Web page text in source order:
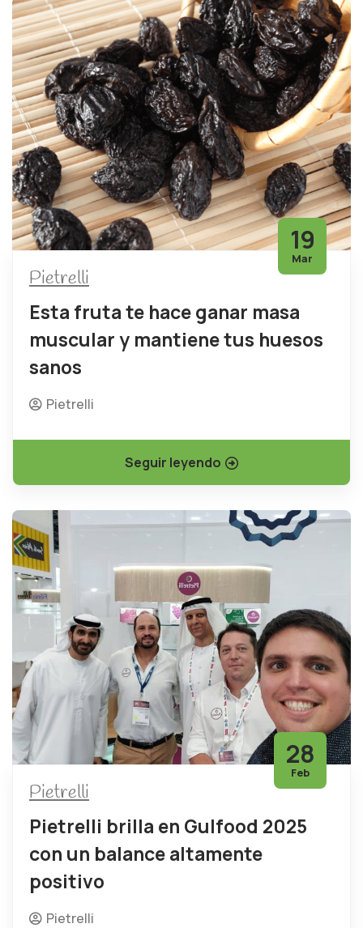
19
Mar
Pietrelli
Esta fruta te hace ganar masa
muscular y mantiene tus huesos
sanos
Pietrelli
Seguir leyendo
28
Feb
Pietrelli
Pietrelli brilla en Gulfood 2025
con un balance altamente
positivo
Pietrelli